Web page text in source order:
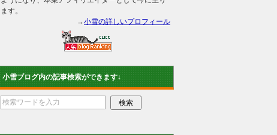
ます。
→小雪の詳しいプロフィール
小雪ブログ内の記事検索ができます↓